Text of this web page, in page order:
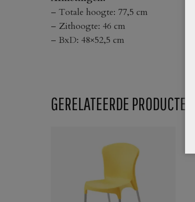
– Totale hoogte: 77,5 cm
– Zithoogte: 46 cm
– BxD: 48×52,5 cm
GERELATEERDE PRODUCTEN